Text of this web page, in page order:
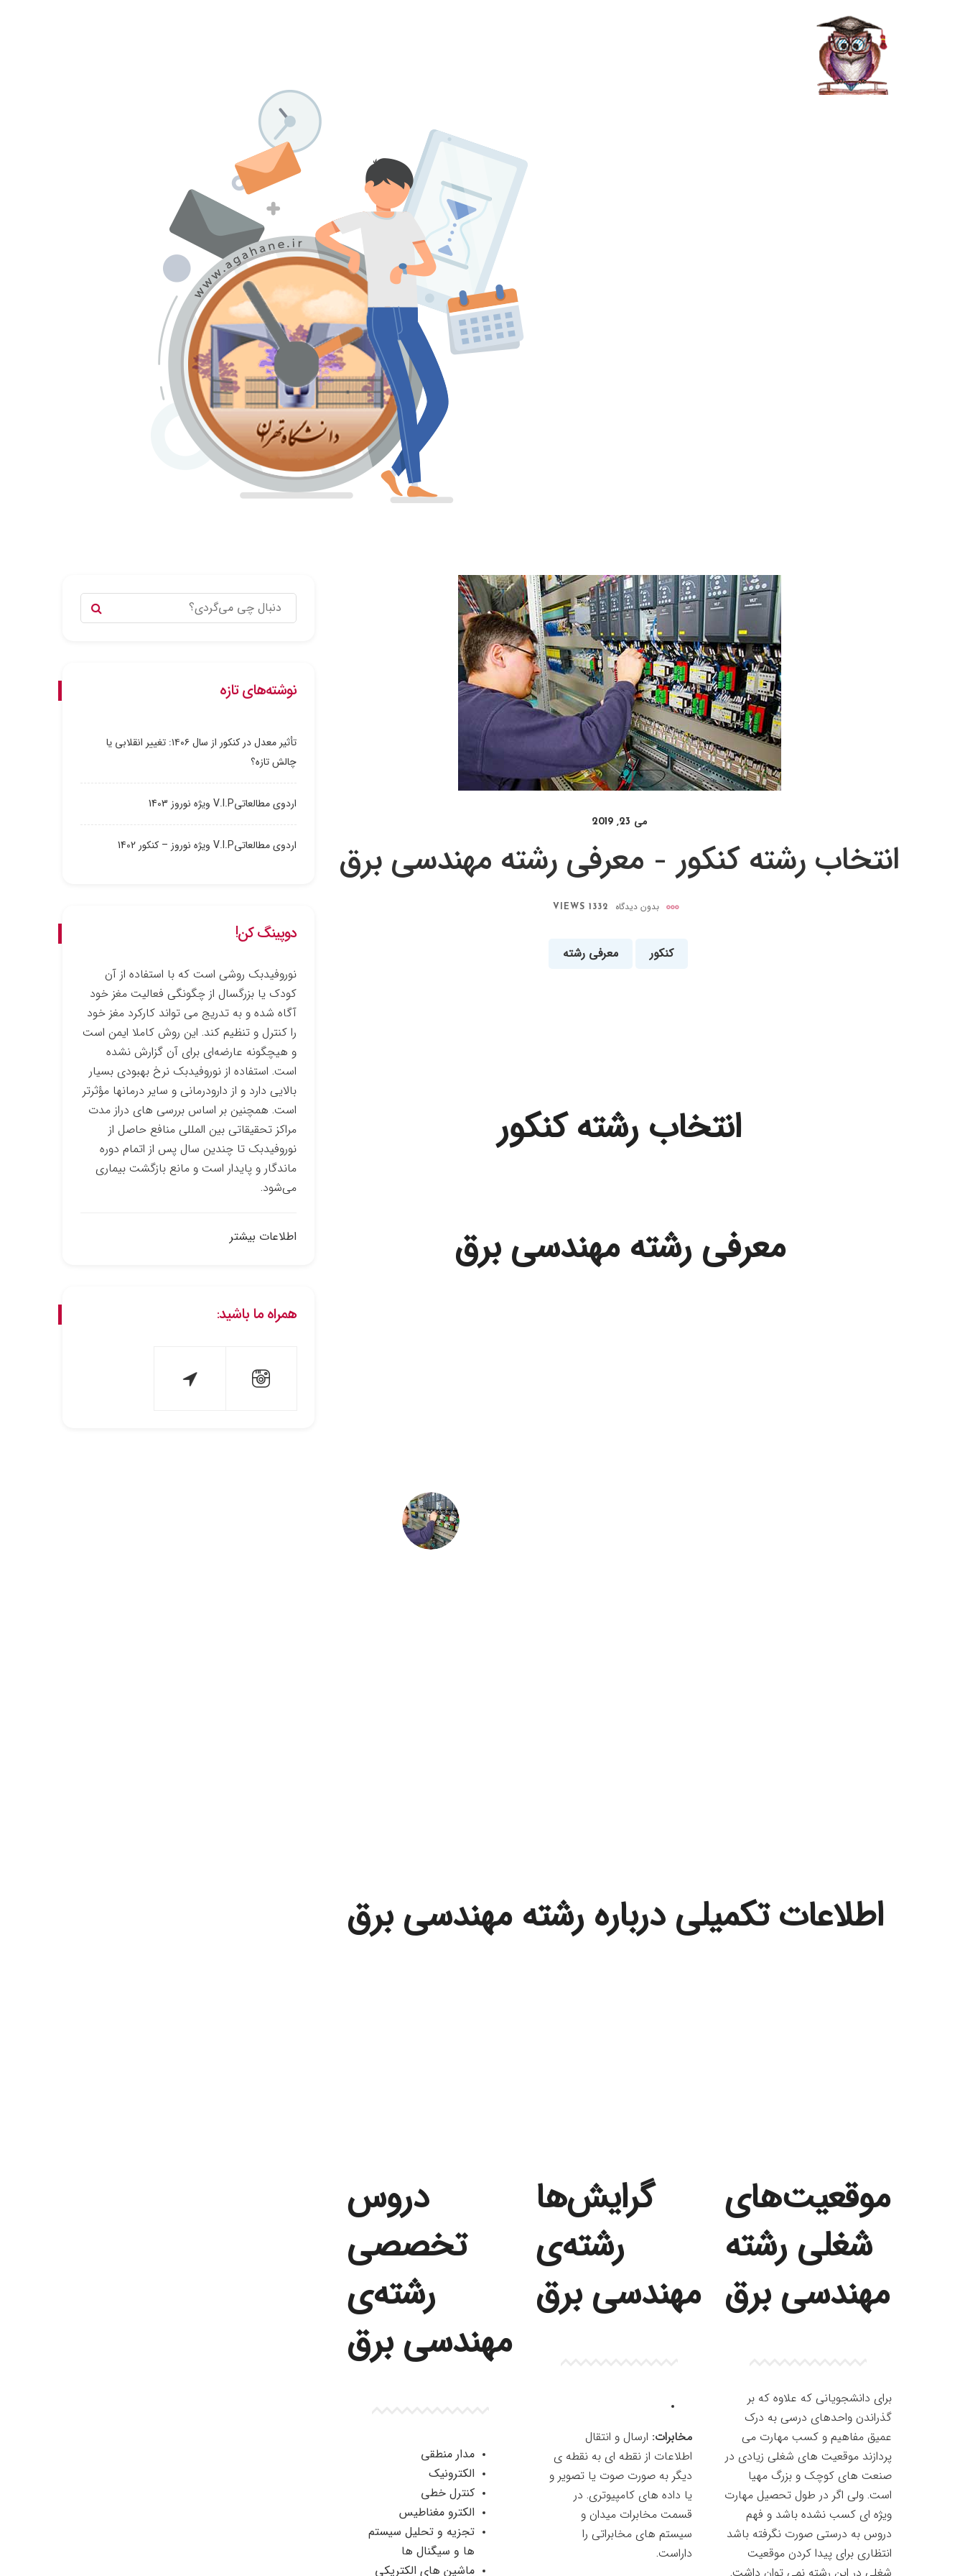
می 23, 2019
انتخاب رشته کنکور – معرفی رشته مهندسی برق
بدون دیدگاه 1332 VIEWS
معرفی رشته کنکور
انتخاب رشته کنکور
معرفی رشته مهندسی برق
اطلاعات تکمیلی درباره رشته مهندسی برق
موقعیت‌های
شغلی رشته
مهندسی برق
برای دانشجویانی که علاوه که بر
گذراندن واحدهای درسی به درک
عمیق مفاهیم و کسب مهارت می
پردازند موقعیت های شغلی زیادی در
صنعت های کوچک و بزرگ مهیا
است. ولی اگر در طول تحصیل مهارت
ویژه ای کسب نشده باشد و فهم
دروس به درستی صورت نگرفته باشد
انتظاری برای پیدا کردن موقعیت
شغلی در این رشته نمی توان داشت.
گرایش‌ها
رشته‌ی
مهندسی برق
مخابرات: ارسال و انتقال
اطلاعات از نقطه ای به نقطه ی
دیگر به صورت صوت یا تصویر و
یا داده های کامپیوتری. در
قسمت مخابرات میدان و
سیستم های مخابراتی را
داراست.
دروس
تخصصی
رشته‌ی
مهندسی برق
مدار منطقی
الکترونیک
کنترل خطی
الکترو مغناطیس
تجزیه و تحلیل سیستم
ها و سیگنال ها
ماشین های الکتریکی
نوشته‌های تازه
تأثیر معدل در کنکور از سال ۱۴۰۶: تغییر انقلابی یا
چالش تازه؟
اردوی مطالعاتیV.I.P ویژه نوروز 1403
اردوی مطالعاتیV.I.P ویژه نوروز – کنکور 1402
دوپینگ کن!
نوروفیدبک روشی است که با استفاده از آن
کودک یا بزرگسال از چگونگی فعالیت مغز خود
آگاه شده و به تدریج می ­تواند کارکرد مغز خود
را کنترل و تنظیم کند. این روش کاملا ایمن است
و هیچ­گونه عارضه‌ای برای آن گزارش نشده
است. استفاده از نوروفیدبک نرخ بهبودی بسیار
بالایی دارد و از دارو­درمانی و سایر درمان­ها مؤثرتر
است. همچنین بر اساس بررسی­ های دراز مدت
مراکز تحقیقاتی بین­ المللی منافع حاصل از
نوروفیدبک تا چندین سال پس از اتمام دوره
ماندگار و پایدار است و مانع بازگشت بیماری
می‌شود.
اطلاعات بیشتر
همراه ما باشید: